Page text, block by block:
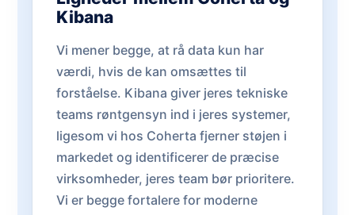
Kibana
Vi mener begge, at rå data kun har
værdi, hvis de kan omsættes til
forståelse. Kibana giver jeres tekniske
teams røntgensyn ind i jeres systemer,
ligesom vi hos Coherta fjerner støjen i
markedet og identificerer de præcise
virksomheder, jeres team bør prioritere.
Vi er begge fortalere for moderne